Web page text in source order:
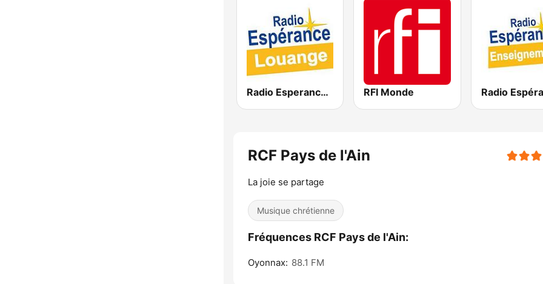
Radio Esperance Louange RFI Monde
RCF Pays de l'Ain
La joie se partage
Musique chrétienne
Fréquences RCF Pays de l'Ain:
Oyonnax: 88.1 FM